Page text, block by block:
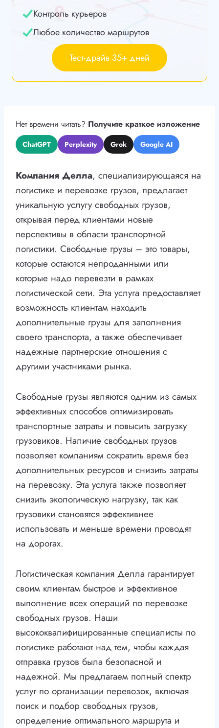
Контроль курьеров
Любое количество маршрутов
Тест-драйв 35+ дней
Нет времени читать? Получите краткое изложение
ChatGPT Perplexity Grok Google AI
Компания Делла, специализирующаяся на
логистике и перевозке грузов, предлагает
уникальную услугу свободных грузов,
открывая перед клиентами новые
перспективы в области транспортной
логистики. Свободные грузы – это товары,
которые остаются непроданными или
которые надо перевезти в рамках
логистической сети. Эта услуга предоставляет
возможность клиентам находить
дополнительные грузы для заполнения
своего транспорта, а также обеспечивает
надежные партнерские отношения с
другими участниками рынка.
Свободные грузы являются одним из самых
эффективных способов оптимизировать
транспортные затраты и повысить загрузку
грузовиков. Наличие свободных грузов
позволяет компаниям сократить время без
дополнительных ресурсов и снизить затраты
на перевозку. Эта услуга также позволяет
снизить экологическую нагрузку, так как
грузовики становятся эффективнее
использовать и меньше времени проводят
на дорогах.
Логистическая компания Делла гарантирует
своим клиентам быстрое и эффективное
выполнение всех операций по перевозке
свободных грузов. Наши
высококвалифицированные специалисты по
логистике работают над тем, чтобы каждая
отправка грузов была безопасной и
надежной. Мы предлагаем полный спектр
услуг по организации перевозок, включая
поиск и подбор свободных грузов,
определение оптимального маршрута и